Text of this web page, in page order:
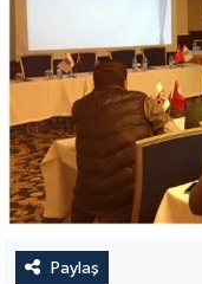
Paylaş